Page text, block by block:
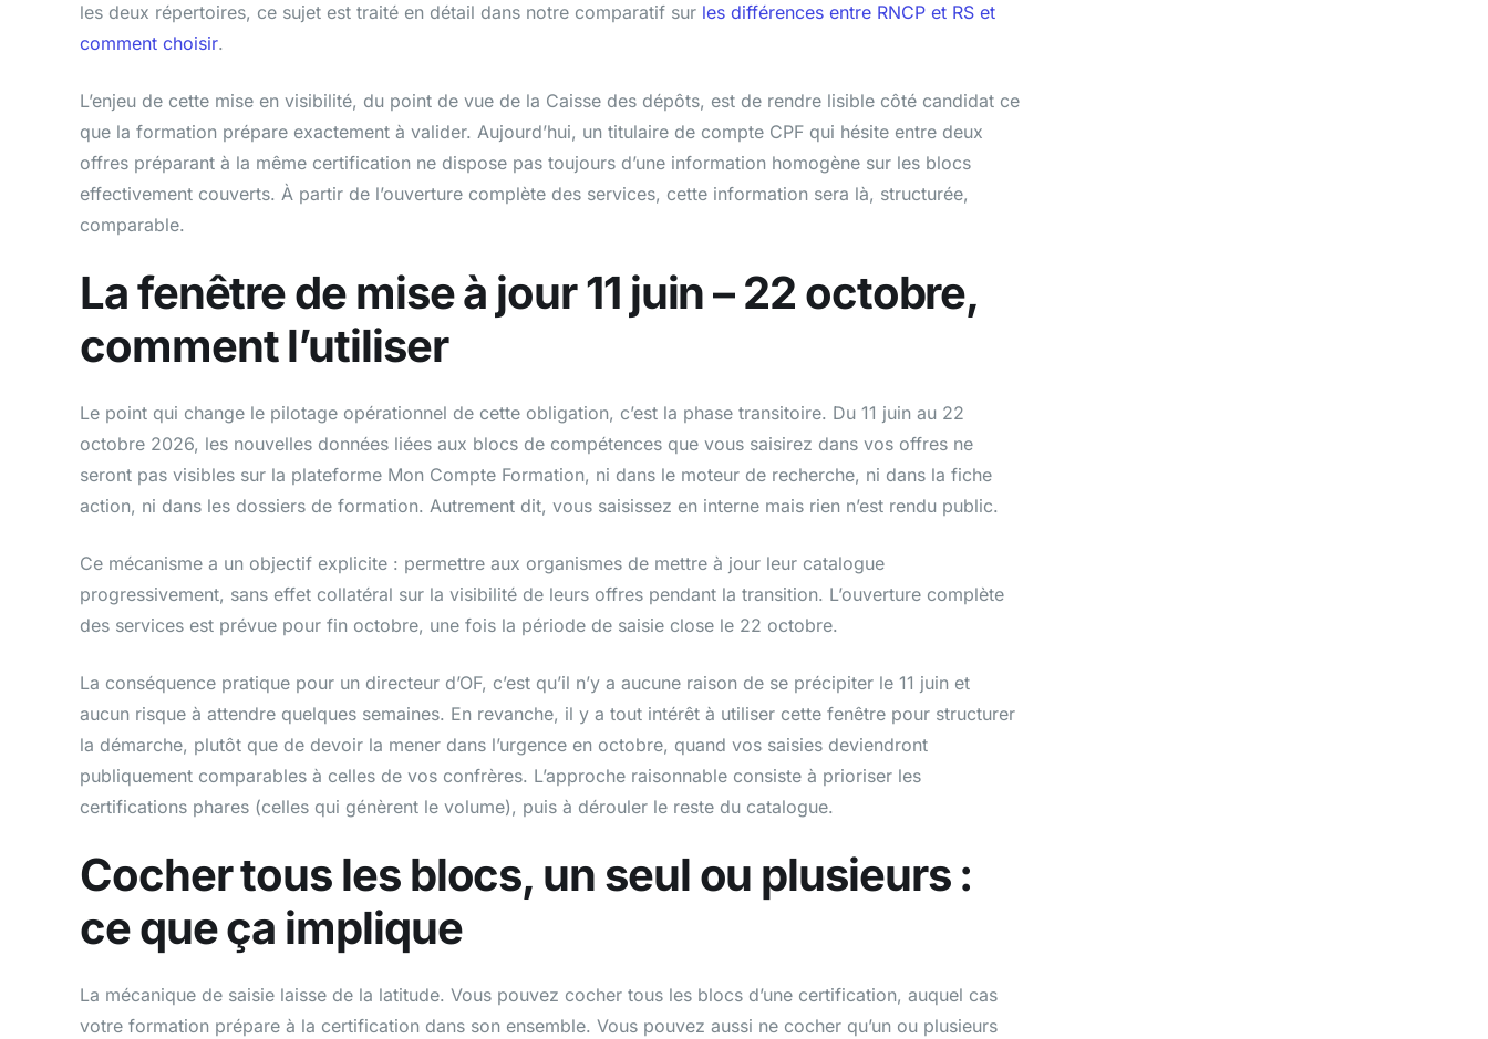
les deux répertoires, ce sujet est traité en détail dans notre comparatif sur les différences entre RNCP et RS et
comment choisir.
L’enjeu de cette mise en visibilité, du point de vue de la Caisse des dépôts, est de rendre lisible côté candidat ce
que la formation prépare exactement à valider. Aujourd’hui, un titulaire de compte CPF qui hésite entre deux
offres préparant à la même certification ne dispose pas toujours d’une information homogène sur les blocs
effectivement couverts. À partir de l’ouverture complète des services, cette information sera là, structurée,
comparable.
La fenêtre de mise à jour 11 juin – 22 octobre,
comment l’utiliser
Le point qui change le pilotage opérationnel de cette obligation, c’est la phase transitoire. Du 11 juin au 22
octobre 2026, les nouvelles données liées aux blocs de compétences que vous saisirez dans vos offres ne
seront pas visibles sur la plateforme Mon Compte Formation, ni dans le moteur de recherche, ni dans la fiche
action, ni dans les dossiers de formation. Autrement dit, vous saisissez en interne mais rien n’est rendu public.
Ce mécanisme a un objectif explicite : permettre aux organismes de mettre à jour leur catalogue
progressivement, sans effet collatéral sur la visibilité de leurs offres pendant la transition. L’ouverture complète
des services est prévue pour fin octobre, une fois la période de saisie close le 22 octobre.
La conséquence pratique pour un directeur d’OF, c’est qu’il n’y a aucune raison de se précipiter le 11 juin et
aucun risque à attendre quelques semaines. En revanche, il y a tout intérêt à utiliser cette fenêtre pour structurer
la démarche, plutôt que de devoir la mener dans l’urgence en octobre, quand vos saisies deviendront
publiquement comparables à celles de vos confrères. L’approche raisonnable consiste à prioriser les
certifications phares (celles qui génèrent le volume), puis à dérouler le reste du catalogue.
Cocher tous les blocs, un seul ou plusieurs :
ce que ça implique
La mécanique de saisie laisse de la latitude. Vous pouvez cocher tous les blocs d’une certification, auquel cas
votre formation prépare à la certification dans son ensemble. Vous pouvez aussi ne cocher qu’un ou plusieurs